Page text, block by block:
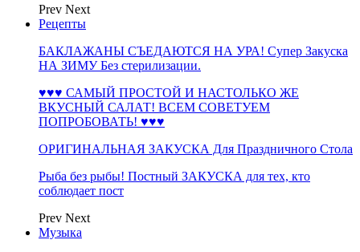
Prev Next
Рецепты
БАКЛАЖАНЫ СЪЕДАЮТСЯ НА УРА! Супер Закуска
НА ЗИМУ Без стерилизации.
♥♥♥ САМЫЙ ПРОСТОЙ И НАСТОЛЬКО ЖЕ
ВКУСНЫЙ САЛАТ! ВСЕМ СОВЕТУЕМ
ПОПРОБОВАТЬ! ♥♥♥
ОРИГИНАЛЬНАЯ ЗАКУСКА Для Праздничного Стола
Рыба без рыбы! Постный ЗАКУСКА для тех, кто
соблюдает пост
Prev Next
Музыка